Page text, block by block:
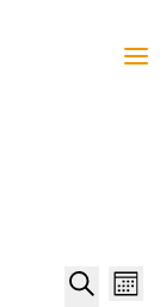
Mois